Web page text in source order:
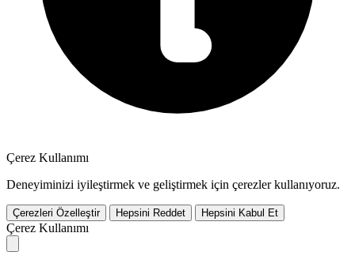
Çerez Kullanımı
Deneyiminizi iyileştirmek ve geliştirmek için çerezler kullanıyoruz.
Çerezleri Özelleştir Hepsini Reddet Hepsini Kabul Et
Çerez Kullanımı